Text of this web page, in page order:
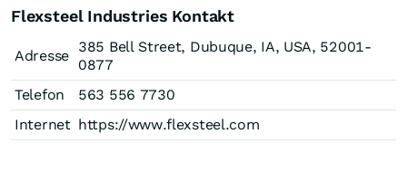
Flexsteel Industries Kontakt
Adresse
385 Bell Street, Dubuque, IA, USA, 52001-
0877
Telefon
563 556 7730
Internet https://www.flexsteel.com